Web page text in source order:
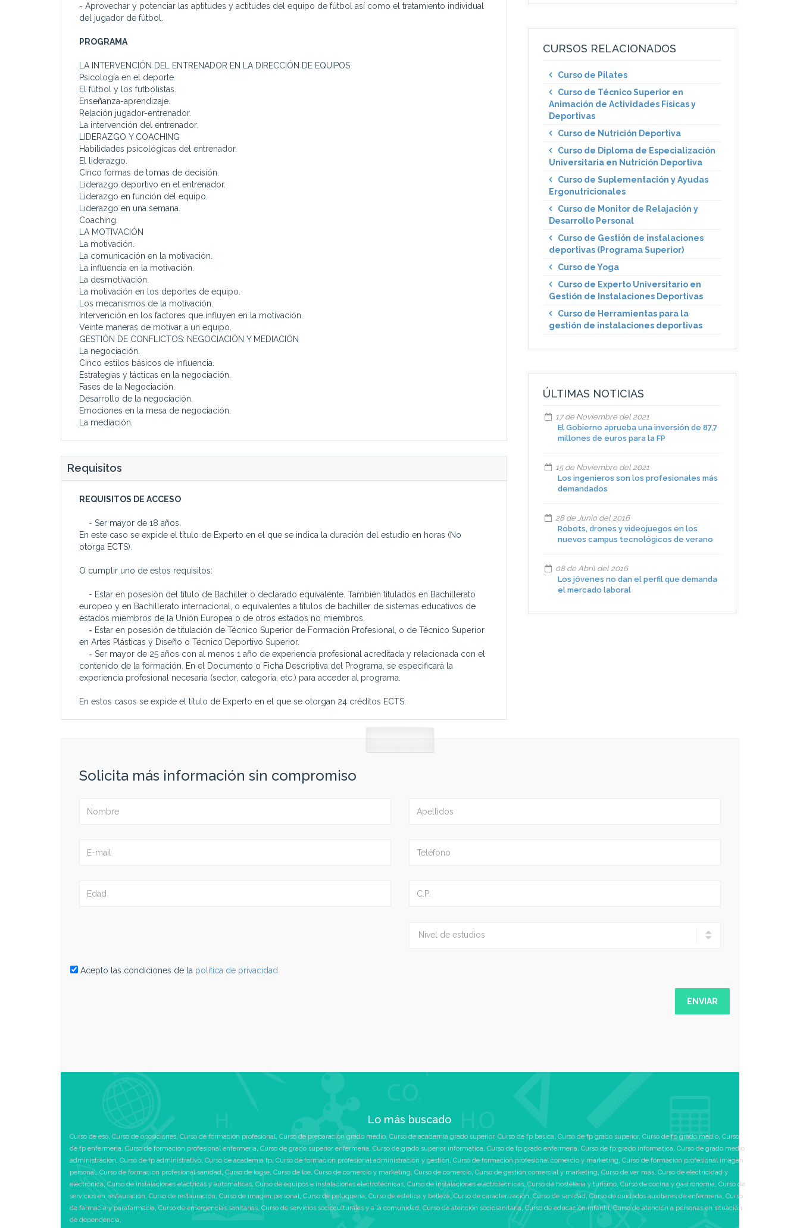
- Aprovechar y potenciar las aptitudes y actitudes del equipo de fútbol así como el tratamiento individual
del jugador de fútbol.
PROGRAMA
LA INTERVENCIÓN DEL ENTRENADOR EN LA DIRECCIÓN DE EQUIPOS
Psicología en el deporte.
El fútbol y los futbolistas.
Enseñanza-aprendizaje.
Relación jugador-entrenador.
La intervención del entrenador.
LIDERAZGO Y COACHING
Habilidades psicológicas del entrenador.
El liderazgo.
Cinco formas de tomas de decisión.
Liderazgo deportivo en el entrenador.
Liderazgo en función del equipo.
Liderazgo en una semana.
Coaching.
LA MOTIVACIÓN
La motivación.
La comunicación en la motivación.
La influencia en la motivación.
La desmotivación.
La motivación en los deportes de equipo.
Los mecanismos de la motivación.
Intervención en los factores que influyen en la motivación.
Veinte maneras de motivar a un equipo.
GESTIÓN DE CONFLICTOS: NEGOCIACIÓN Y MEDIACIÓN
La negociación.
Cinco estilos básicos de influencia.
Estrategias y tácticas en la negociación.
Fases de la Negociación.
Desarrollo de la negociación.
Emociones en la mesa de negociación.
La mediación.
Requisitos
REQUISITOS DE ACCESO
- Ser mayor de 18 años.
En este caso se expide el título de Experto en el que se indica la duración del estudio en horas (No
otorga ECTS).
O cumplir uno de estos requisitos:
- Estar en posesión del título de Bachiller o declarado equivalente. También titulados en Bachillerato
europeo y en Bachillerato internacional, o equivalentes a títulos de bachiller de sistemas educativos de
estados miembros de la Unión Europea o de otros estados no miembros.
- Estar en posesión de titulación de Técnico Superior de Formación Profesional, o de Técnico Superior
en Artes Plásticas y Diseño o Técnico Deportivo Superior.
- Ser mayor de 25 años con al menos 1 año de experiencia profesional acreditada y relacionada con el
contenido de la formación. En el Documento o Ficha Descriptiva del Programa, se especificará la
experiencia profesional necesaria (sector, categoría, etc.) para acceder al programa.
En estos casos se expide el título de Experto en el que se otorgan 24 créditos ECTS.
CURSOS RELACIONADOS
Curso de Pilates
Curso de Técnico Superior en
Animación de Actividades Físicas y
Deportivas
Curso de Nutrición Deportiva
Curso de Diploma de Especialización
Universitaria en Nutrición Deportiva
Curso de Suplementación y Ayudas
Ergonutricionales
Curso de Monitor de Relajación y
Desarrollo Personal
Curso de Gestión de instalaciones
deportivas (Programa Superior)
Curso de Yoga
Curso de Experto Universitario en
Gestión de Instalaciones Deportivas
Curso de Herramientas para la
gestión de instalaciones deportivas
ÚLTIMAS NOTICIAS
17 de Noviembre del 2021
El Gobierno aprueba una inversión de 87,7
millones de euros para la FP
15 de Noviembre del 2021
Los ingenieros son los profesionales más
demandados
28 de Junio del 2016
Robots, drones y videojuegos en los
nuevos campus tecnológicos de verano
08 de Abril del 2016
Los jóvenes no dan el perfil que demanda
el mercado laboral
Solicita más información sin compromiso
Acepto las condiciones de la politica de privacidad
Lo más buscado
Curso de eso, Curso de oposiciones, Curso de formación profesional, Curso de preparacion grado medio, Curso de academia grado superior, Curso de fp basica, Curso de fp grado superior, Curso de fp grado medio, Curso
de fp enfermeria, Curso de formación profesional enfermeria, Curso de grado superior enfermeria, Curso de grado superior informatica, Curso de fp grado enfermeria, Curso de fp grado informatica, Curso de grado medio
administración, Curso de fp administrativo, Curso de academia fp, Curso de formacion profesional administración y gestión, Curso de formacion profesional comercio y marketing, Curso de formacion profesional imagen
personal,Curso de formacion profesional sanidad, Curso de logse, Curso de loe, Curso de comercio y marketing, Curso de comercio, Curso de gestión comercial y marketing, Curso de ver más, Curso de electricidad y
electrónica,Curso de instalaciones eléctricas y automáticas, Curso de equipos e instalaciones electrotécnicas, Curso de instalaciones electrotécnicas,Curso de hostelería y turismo, Curso de cocina y gastronomía, Curso de
servicios en restauración, Curso de restauración, Curso de imagen personal, Curso de peluquería, Curso de estética y belleza, Curso de caracterización,Curso de sanidad, Curso de cuidados auxiliares de enfermería, Curso
de farmacia y parafarmacia, Curso de emergencias sanitarias, Curso de servicios socioculturales y a la comunidad, Curso de atención sociosanitaria, Curso de educación infantil,Curso de atención a personas en situación
de dependencia,